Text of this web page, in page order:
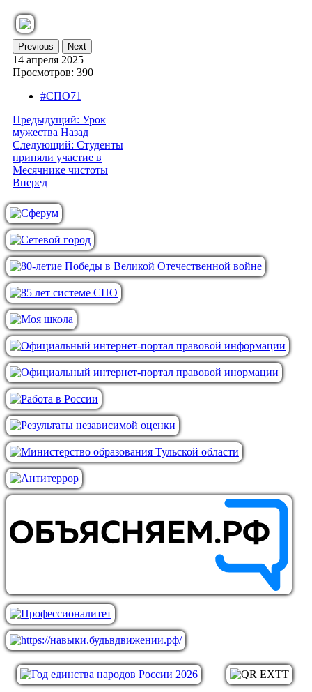
Previous Next
14 апреля 2025
Просмотров: 390
#СПО71
Предыдущий: Урок
мужества Назад
Следующий: Студенты
приняли участие в
Месячнике чистоты
Вперед